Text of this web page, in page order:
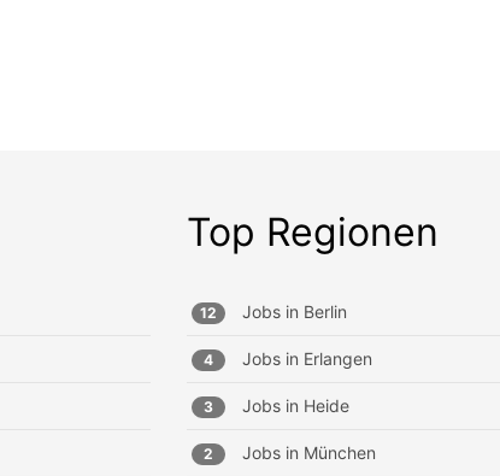
Top Regionen
12 Jobs in Berlin
4 Jobs in Erlangen
3 Jobs in Heide
2 Jobs in München